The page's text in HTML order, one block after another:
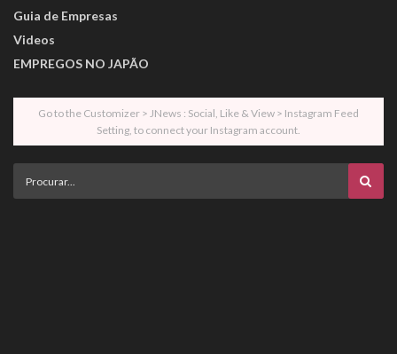
Guia de Empresas
Videos
EMPREGOS NO JAPÃO
Go to the Customizer > JNews : Social, Like & View > Instagram Feed
Setting, to connect your Instagram account.